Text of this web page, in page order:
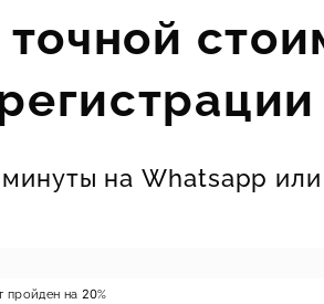
минуты на Whatsapp
пройден на 20%